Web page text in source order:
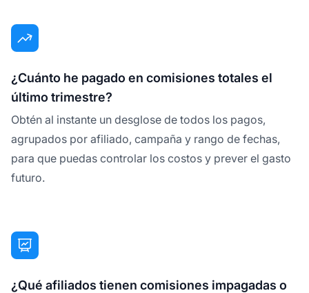
¿Cuánto he pagado en comisiones totales el
último trimestre?
Obtén al instante un desglose de todos los pagos,
agrupados por afiliado, campaña y rango de fechas,
para que puedas controlar los costos y prever el gasto
futuro.
¿Qué afiliados tienen comisiones impagadas o